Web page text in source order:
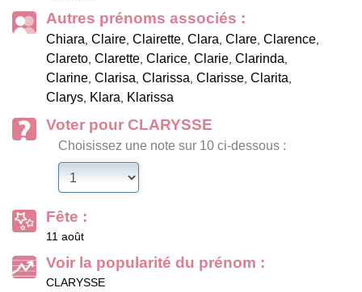
Autres prénoms associés :
Chiara, Claire, Clairette, Clara, Clare, Clarence,
Clareto, Clarette, Clarice, Clarie, Clarinda,
Clarine, Clarisa, Clarissa, Clarisse, Clarita,
Clarys, Klara, Klarissa
Voter pour CLARYSSE
Choisissez une note sur 10 ci-dessous :
Fête :
11 août
Voir la popularité du prénom :
CLARYSSE